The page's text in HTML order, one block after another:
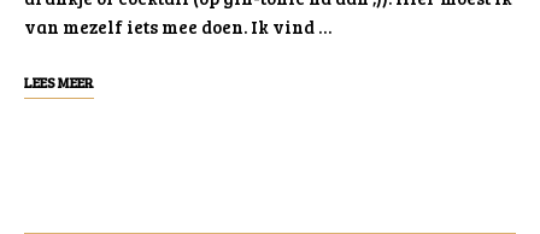
van mezelf iets mee doen. Ik vind …
LEES MEER